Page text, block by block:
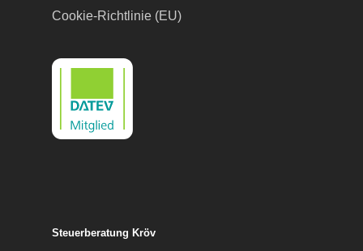
Cookie-Richtlinie (EU)
Steuerberatung Kröv